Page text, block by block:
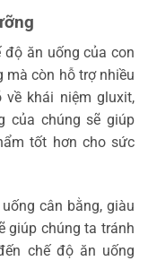
độ ăn uống của con
mà còn hỗ trợ nhiều
khái niệm gluxit,
của chúng sẽ giúp
tốt hơn cho sức
cân bằng, giàu
giúp chúng ta tránh
chế độ ăn uống